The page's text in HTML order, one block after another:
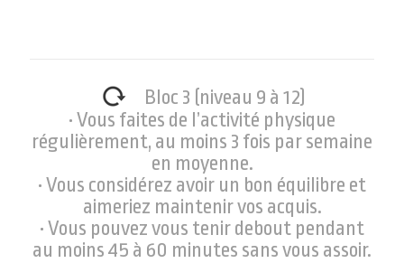
Bloc 3 (niveau 9 à 12)
• Vous faites de l’activité physique
régulièrement, au moins 3 fois par semaine
en moyenne.
• Vous considérez avoir un bon équilibre et
aimeriez maintenir vos acquis.
• Vous pouvez vous tenir debout pendant
au moins 45 à 60 minutes sans vous assoir.